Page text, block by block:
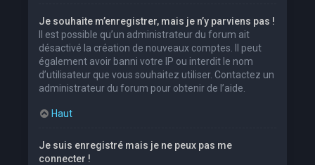
Je souhaite m’enregistrer, mais je n’y parviens pas !
Il est possible qu’un administrateur du forum ait
désactivé la création de nouveaux comptes. Il peut
également avoir banni votre IP ou interdit le nom
d’utilisateur que vous souhaitez utiliser. Contactez un
administrateur du forum pour obtenir de l’aide.
Haut
Je suis enregistré mais je ne peux pas me
connecter !